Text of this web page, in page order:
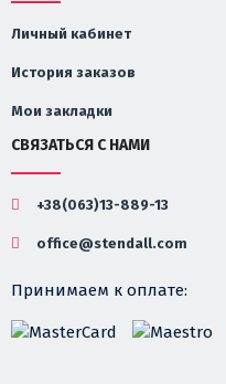
Личный кабинет
История заказов
Мои закладки
СВЯЗАТЬСЯ С НАМИ
+38(063)13-889-13
office@stendall.com
Принимаем к оплате: